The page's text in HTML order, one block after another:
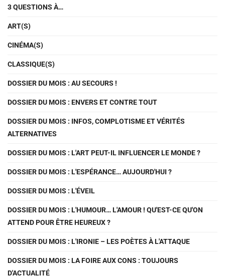
3 QUESTIONS À…
ART(S)
CINÉMA(S)
CLASSIQUE(S)
DOSSIER DU MOIS : AU SECOURS !
DOSSIER DU MOIS : ENVERS ET CONTRE TOUT
DOSSIER DU MOIS : INFOS, COMPLOTISME ET VÉRITÉS
ALTERNATIVES
DOSSIER DU MOIS : L'ART PEUT-IL INFLUENCER LE MONDE ?
DOSSIER DU MOIS : L'ESPÉRANCE… AUJOURD'HUI ?
DOSSIER DU MOIS : L'ÉVEIL
DOSSIER DU MOIS : L'HUMOUR… L'AMOUR ! QU'EST-CE QU'ON
ATTEND POUR ÊTRE HEUREUX ?
DOSSIER DU MOIS : L'IRONIE – LES POÈTES À L'ATTAQUE
DOSSIER DU MOIS : LA FOIRE AUX CONS : TOUJOURS
D'ACTUALITÉ